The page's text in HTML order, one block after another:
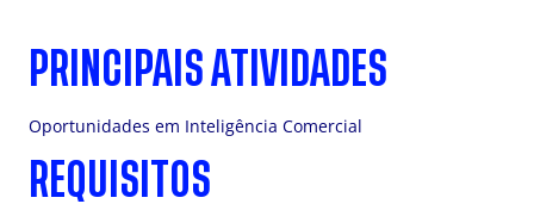
PRINCIPAIS ATIVIDADES
Oportunidades em Inteligência Comercial
REQUISITOS